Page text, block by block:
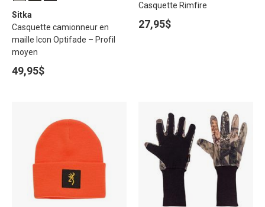
Sitka
Casquette camionneur en
maille Icon Optifade – Profil
moyen
49,95$
Casquette Rimfire
27,95$